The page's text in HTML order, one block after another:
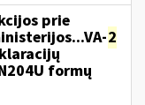
prie
2
formų